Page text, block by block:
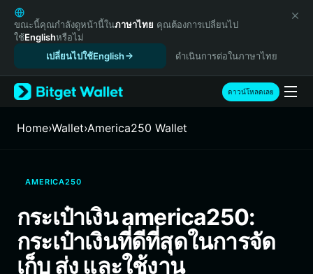
English
日本語
Tiếng Việt
Español (Latinoamérica)
Türkçe
Français
繁體中文
Bahasa Indonesia
ภาษาไทย
हिन्दी
ขณะนี้คุณกำลังดูหน้านี้ในภาษาไทย คุณต้องการเปลี่ยนไป
ใช้Englishหรือไม่
เปลี่ยนไปใช้English
ดำเนินการต่อในภาษาไทย
ดาวน์โหลดเลย
Home›Wallet›America250 Wallet
AMERICA250
กระเป๋าเงิน america250:
กระเป๋าเงินที่ดีที่สุดในการจัด
เก็บ ส่ง และใช้งาน